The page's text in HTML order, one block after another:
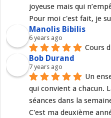
joyeuse mais qui
Pour moi c'est fait, je
Manolis Bibilis
6 years ago
Cours
Bob Durand
7 years ago
Un
qui convient a chacun.
séances dans la
C'est ma deuxième